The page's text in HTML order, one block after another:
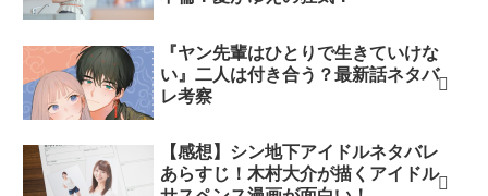
『ヤン先輩はひとりで生きていけな
い』二人は付き合う？最新話ネタバ
レ考察
【感想】シン地下アイドルネタバレ
あらすじ！木村大介が描くアイドル